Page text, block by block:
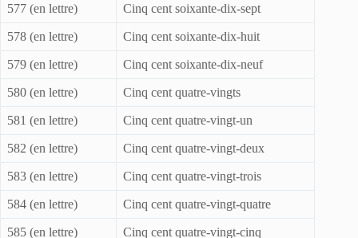
577 (en lettre) Cinq cent soixante-dix-sept
578 (en lettre) Cinq cent soixante-dix-huit
579 (en lettre) Cinq cent soixante-dix-neuf
580 (en lettre) Cinq cent quatre-vingts
581 (en lettre) Cinq cent quatre-vingt-un
582 (en lettre) Cinq cent quatre-vingt-deux
583 (en lettre) Cinq cent quatre-vingt-trois
584 (en lettre) Cinq cent quatre-vingt-quatre
585 (en lettre) Cinq cent quatre-vingt-cinq